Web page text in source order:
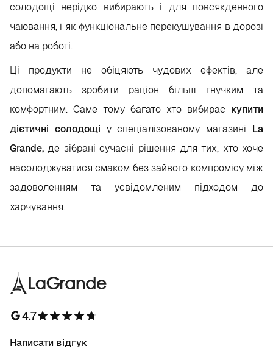
солодощі нерідко вибирають і для повсякденного
чаювання, і як функціональне перекушування в дорозі
або на роботі.
Ці продукти не обіцяють чудових ефектів, але
допомагають зробити раціон більш гнучким та
комфортним. Саме тому багато хто вибирає купити
дієтичні солодощі у спеціалізованому магазині La
Grande, де зібрані сучасні рішення для тих, хто хоче
насолоджуватися смаком без зайвого компромісу між
задоволенням та усвідомленим підходом до
харчування.
4.7
Написати відгук